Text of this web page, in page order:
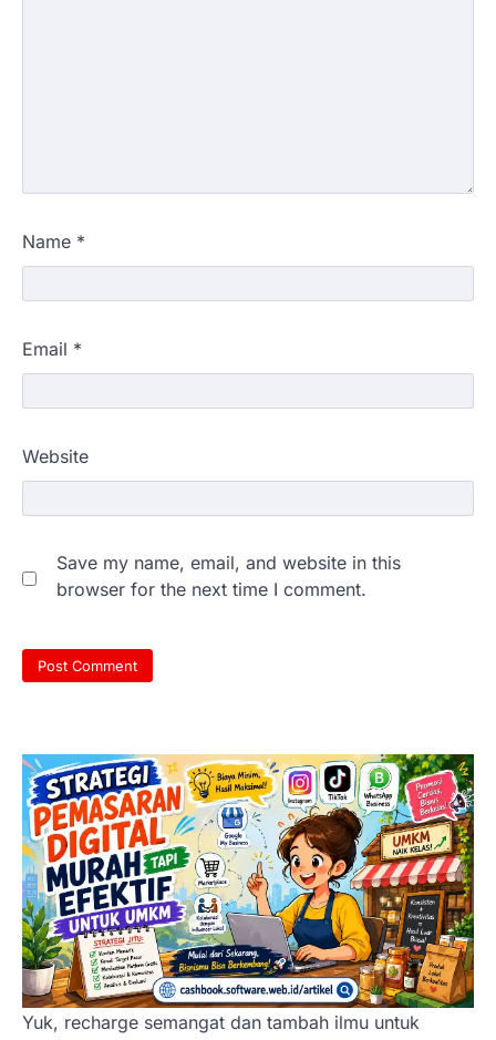
Name *
Email *
Website
Save my name, email, and website in this
browser for the next time I comment.
Yuk, recharge semangat dan tambah ilmu untuk